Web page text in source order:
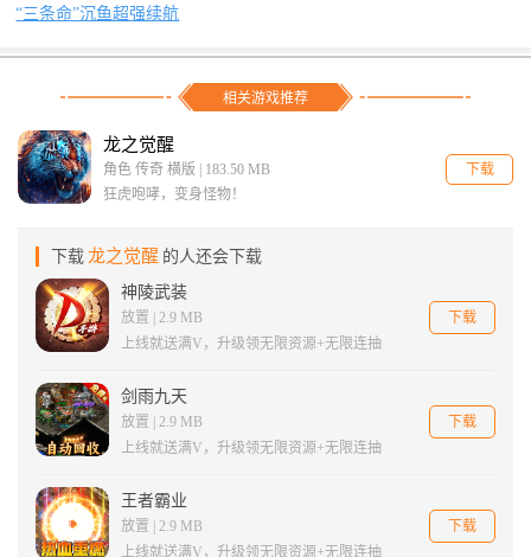
“三条命”沉鱼超强续航
相关游戏推荐
龙之觉醒
角色 传奇 横版 | 183.50 MB
狂虎咆哮，变身怪物！
下载
下载 龙之觉醒 的人还会下载
神陵武装
放置 | 2.9 MB
上线就送满V，升级领无限资源+无限连抽
下载
剑雨九天
放置 | 2.9 MB
上线就送满V，升级领无限资源+无限连抽
下载
王者霸业
放置 | 2.9 MB
上线就送满V，升级领无限资源+无限连抽
下载